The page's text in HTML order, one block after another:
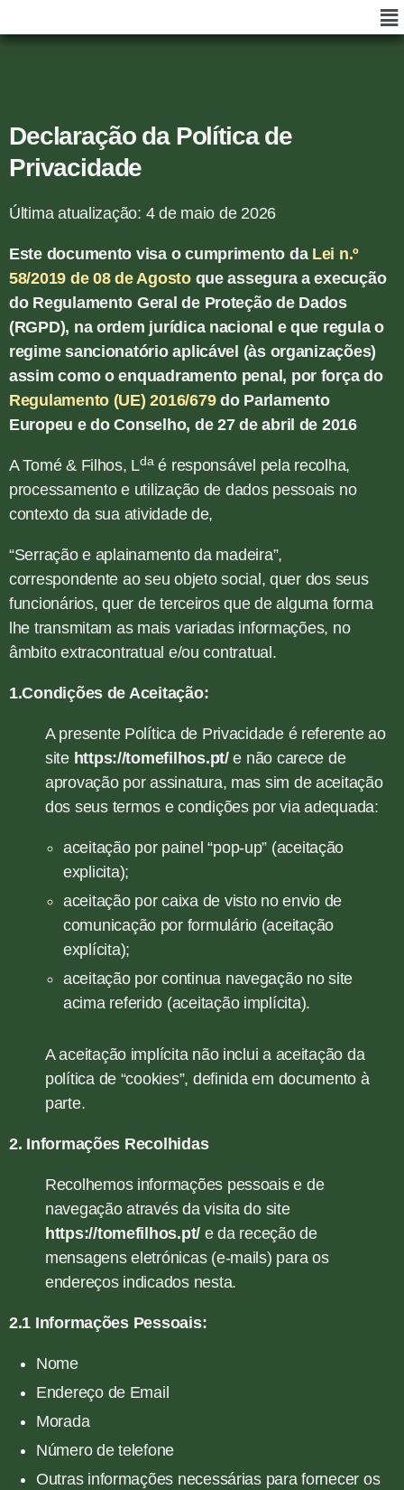
Declaração da Política de
Privacidade
Última atualização: 4 de maio de 2026
Este documento visa o cumprimento da Lei n.º
58/2019 de 08 de Agosto que assegura a execução
do Regulamento Geral de Proteção de Dados
(RGPD), na ordem jurídica nacional e que regula o
regime sancionatório aplicável (às organizações)
assim como o enquadramento penal, por força do
Regulamento (UE) 2016/679do Parlamento
Europeu e do Conselho, de 27 de abril de 2016
A Tomé & Filhos, Ldaé responsável pela recolha,
processamento e utilização de dados pessoais no
contexto da sua atividade de,
“Serração e aplainamento da madeira”,
correspondente ao seu objeto social, quer dos seus
funcionários, quer de terceiros que de alguma forma
lhe transmitam as mais variadas informações, no
âmbito extracontratual e/ou contratual.
1.Condições de Aceitação:
A presente Política de Privacidade é referente ao
site https://tomefilhos.pt/e não carece de
aprovação por assinatura, mas sim de aceitação
dos seus termos e condições por via adequada:
aceitação por painel “pop-up” (aceitação
explicita);
aceitação por caixa de visto no envio de
comunicação por formulário (aceitação
explícita);
aceitação por continua navegação no site
acima referido (aceitação implícita).
A aceitação implícita não inclui a aceitação da
política de “cookies”, definida em documento à
parte.
2. Informações Recolhidas
Recolhemos informações pessoais e de
navegação através da visita do site
https://tomefilhos.pt/ e da receção de
mensagens eletrónicas (e-mails) para os
endereços indicados nesta.
2.1 Informações Pessoais:
Nome
Endereço de Email
Morada
Número de telefone
Outras informações necessárias para fornecer os